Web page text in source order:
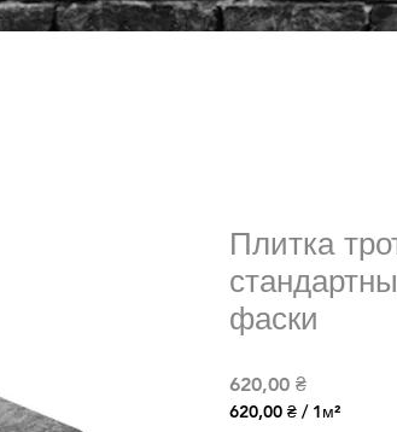
Плитка
фаски
620,00 ₴Цена
620,00 ₴ / 1м²